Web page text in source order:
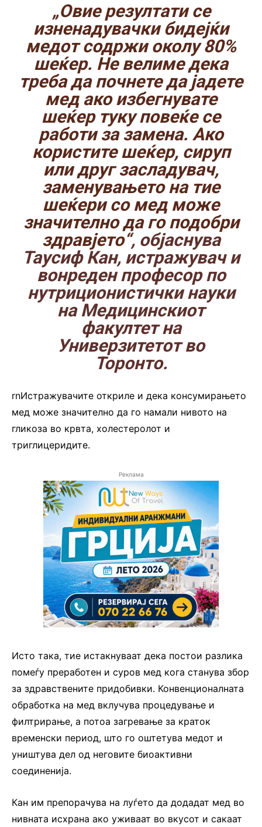
„Овие резултати се
изненадувачки бидејќи
медот содржи околу 80%
шеќер. Не велиме дека
треба да почнете да јадете
мед ако избегнувате
шеќер туку повеќе се
работи за замена. Ако
користите шеќер, сируп
или друг засладувач,
заменувањето на тие
шеќери со мед може
значително да го подобри
здравјето“, објаснува
Таусиф Кан, истражувач и
вонреден професор по
нутриционистички науки
на Медицинскиот
факултет на
Универзитетот во
Торонто.
rnИстражувачите откриле и дека консумирањето
мед може значително да го намали нивото на
гликоза во крвта, холестеролот и
триглицеридите.
Реклама
Исто така, тие истакнуваат дека постои разлика
помеѓу преработен и суров мед кога станува збор
за здравствените придобивки. Конвенционалната
обработка на мед вклучува процедување и
филтрирање, а потоа загревање за краток
временски период, што го оштетува медот и
уништува дел од неговите биоактивни
соединенија.
Кан им препорачува на луѓето да додадат мед во
нивната исхрана ако уживаат во вкусот и сакаат